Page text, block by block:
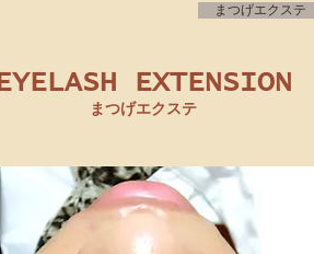
まつげエクステ
EYELASH EXTENSION
まつげエクステ